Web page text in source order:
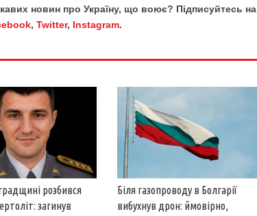
новин про Україну, що воює? Підписуйтесь на
, Twitter, Instagram.
розбився
загинув
Біля газопроводу в Болгарії
вибухнув дрон: ймовірно,